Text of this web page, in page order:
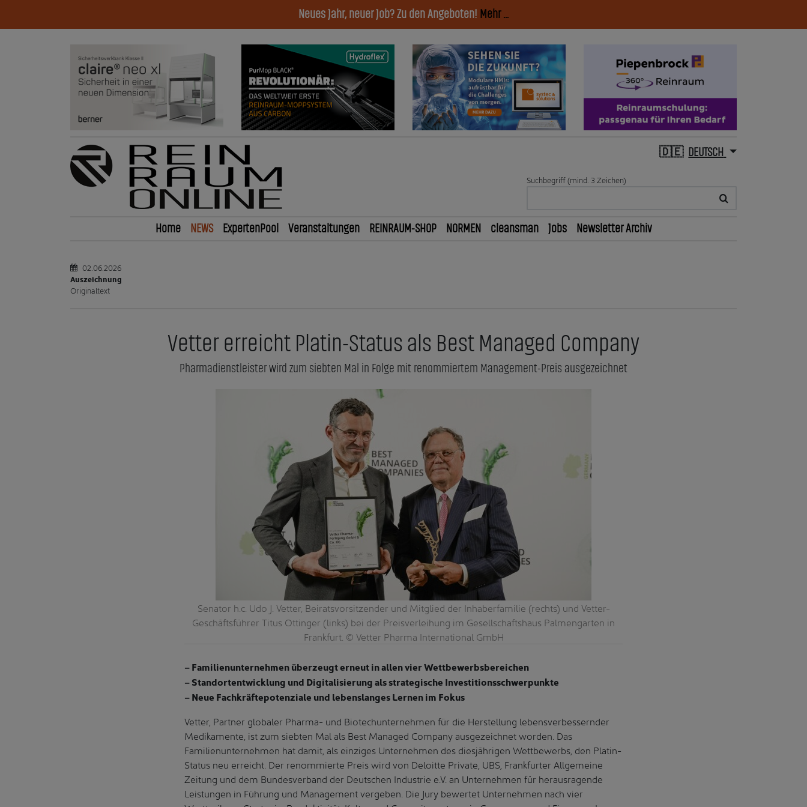
Neues Jahr, neuer Job? Zu den Angeboten! Mehr ...
DEUTSCH
Suchbegriff (mind. 3 Zeichen)
Home NEWS ExpertenPool Veranstaltungen REINRAUM-SHOP NORMEN cleansman Jobs Newsletter Archiv
02.06.2026
Auszeichnung
Originaltext
Vetter erreicht Platin-Status als Best Managed Company
Pharmadienstleister wird zum siebten Mal in Folge mit renommiertem Management-Preis ausgezeichnet
Senator h.c. Udo J. Vetter, Beiratsvorsitzender und Mitglied der Inhaberfamilie (rechts) und Vetter-
Geschäftsführer Titus Ottinger (links) bei der Preisverleihung im Gesellschaftshaus Palmengarten in
Frankfurt. © Vetter Pharma International GmbH
– Familienunternehmen überzeugt erneut in allen vier Wettbewerbsbereichen
– Standortentwicklung und Digitalisierung als strategische Investitionsschwerpunkte
– Neue Fachkräftepotenziale und lebenslanges Lernen im Fokus
Vetter, Partner globaler Pharma- und Biotechunternehmen für die Herstellung lebensverbessernder
Medikamente, ist zum siebten Mal als Best Managed Company ausgezeichnet worden. Das
Familienunternehmen hat damit, als einziges Unternehmen des diesjährigen Wettbewerbs, den Platin-
Status neu erreicht. Der renommierte Preis wird von Deloitte Private, UBS, Frankfurter Allgemeine
Zeitung und dem Bundesverband der Deutschen Industrie e.V. an Unternehmen für herausragende
Leistungen in Führung und Management vergeben. Die Jury bewertet Unternehmen nach vier